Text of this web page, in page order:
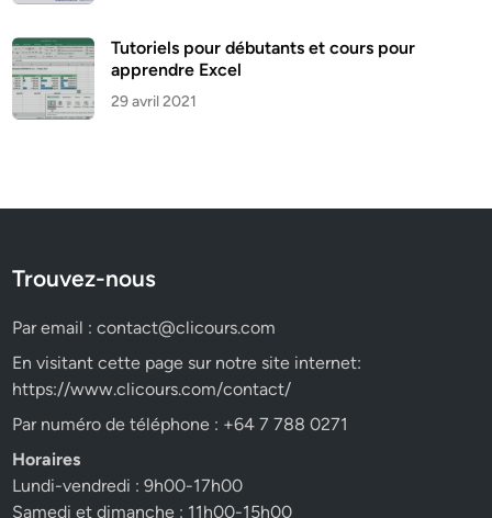
Tutoriels pour débutants et cours pour
apprendre Excel
29 avril 2021
Trouvez-nous
Par email :contact@clicours.com
En visitant cette page sur notre site internet:
https://www.clicours.com/contact/
Par numéro de téléphone : +64 7 788 0271
Horaires
Lundi-vendredi : 9h00-17h00
Samedi et dimanche : 11h00-15h00